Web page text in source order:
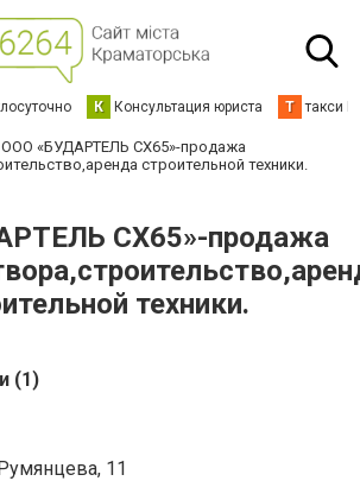
К Консультация юриста Т такси
ООО «БУДАРТЕЛЬ СХ65»-продажа
строительной техники.
СХ65»-продажа
техники.
(1)
11